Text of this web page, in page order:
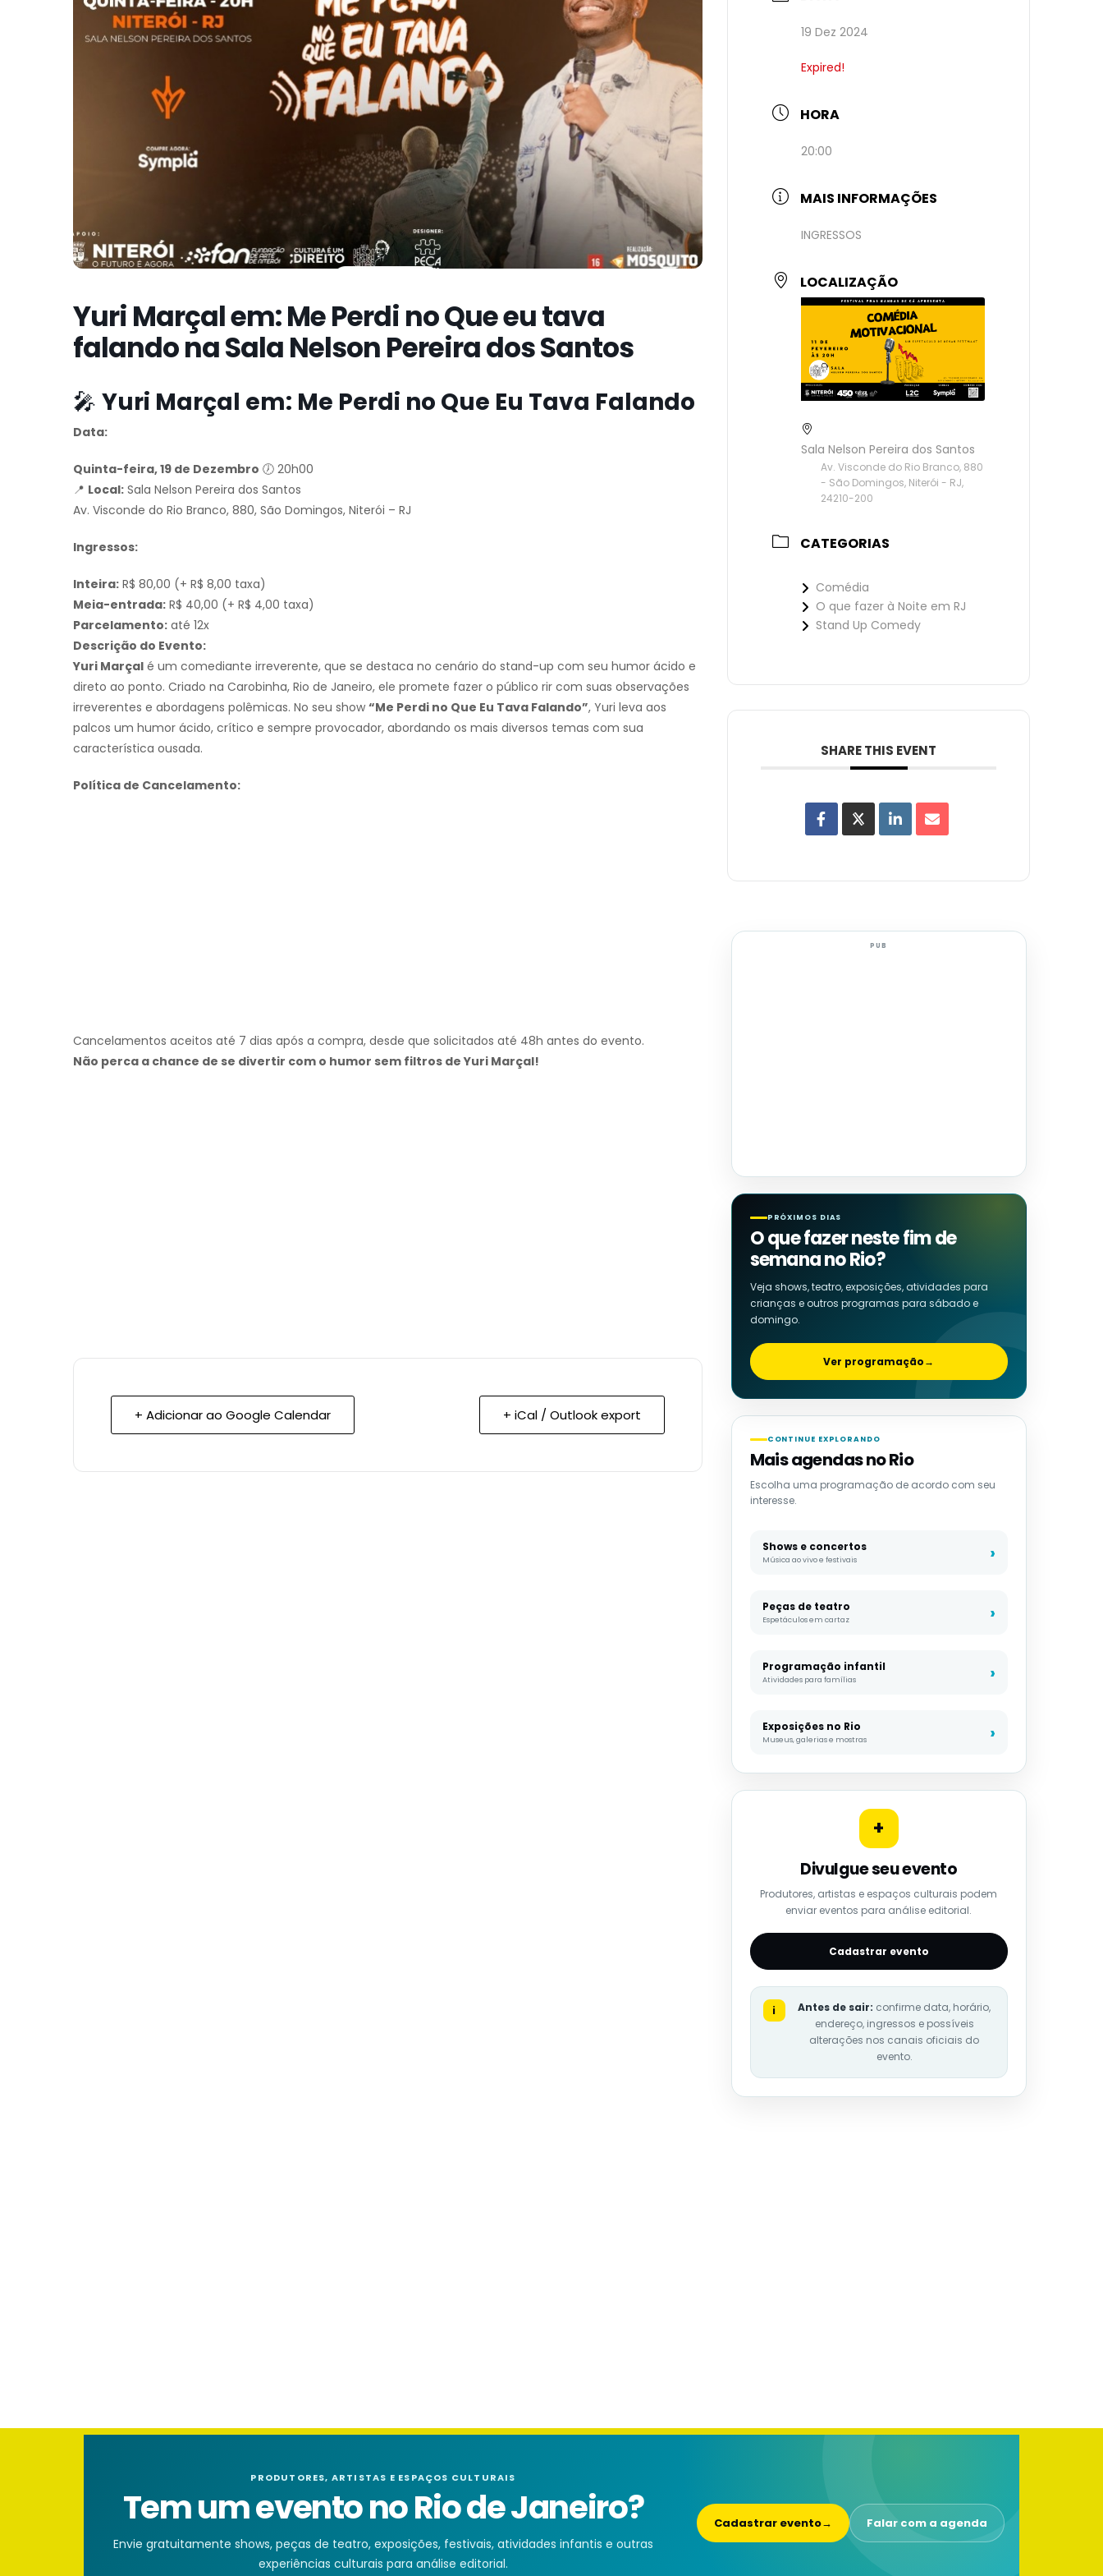
Yuri Marçal em: Me Perdi no Que eu tava
falando na Sala Nelson Pereira dos Santos
🎤 Yuri Marçal em: Me Perdi no Que Eu Tava Falando
Data:
Quinta-feira, 19 de Dezembro 🕖 20h00
📍 Local: Sala Nelson Pereira dos Santos
Av. Visconde do Rio Branco, 880, São Domingos, Niterói – RJ
Ingressos:
Inteira: R$ 80,00 (+ R$ 8,00 taxa)
Meia-entrada: R$ 40,00 (+ R$ 4,00 taxa)
Parcelamento: até 12x
Descrição do Evento:
Yuri Marçal é um comediante irreverente, que se destaca no cenário do stand-up com seu humor ácido e
direto ao ponto. Criado na Carobinha, Rio de Janeiro, ele promete fazer o público rir com suas observações
irreverentes e abordagens polêmicas. No seu show “Me Perdi no Que Eu Tava Falando”, Yuri leva aos
palcos um humor ácido, crítico e sempre provocador, abordando os mais diversos temas com sua
característica ousada.
Política de Cancelamento:
Cancelamentos aceitos até 7 dias após a compra, desde que solicitados até 48h antes do evento.
Não perca a chance de se divertir com o humor sem filtros de Yuri Marçal!
+ Adicionar ao Google Calendar + iCal / Outlook export
19 Dez 2024
Expired!
HORA
20:00
MAIS INFORMAÇÕES
INGRESSOS
LOCALIZAÇÃO
Sala Nelson Pereira dos Santos
Av. Visconde do Rio Branco, 880
- São Domingos, Niterói - RJ,
24210-200
CATEGORIAS
Comédia
O que fazer à Noite em RJ
Stand Up Comedy
SHARE THIS EVENT
PUB
PRÓXIMOS DIAS
O que fazer neste fim de
semana no Rio?
Veja shows, teatro, exposições, atividades para
crianças e outros programas para sábado e
domingo.
Ver programação→
CONTINUE EXPLORANDO
Mais agendas no Rio
Escolha uma programação de acordo com seu
interesse.
Shows e concertos
Música ao vivo e festivais
Peças de teatro
Espetáculos em cartaz
Programação infantil
Atividades para famílias
Exposições no Rio
Museus, galerias e mostras
+
Divulgue seu evento
Produtores, artistas e espaços culturais podem
enviar eventos para análise editorial.
Cadastrar evento
i Antes de sair: confirme data, horário,
endereço, ingressos e possíveis
alterações nos canais oficiais do
evento.
PRODUTORES, ARTISTAS E ESPAÇOS CULTURAIS
Tem um evento no Rio de Janeiro?
Envie gratuitamente shows, peças de teatro, exposições, festivais, atividades infantis e outras
experiências culturais para análise editorial.
Cadastrar evento→ Falar com a agenda